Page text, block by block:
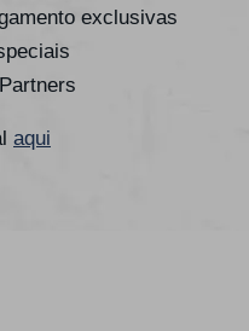
exclusivas
aqui